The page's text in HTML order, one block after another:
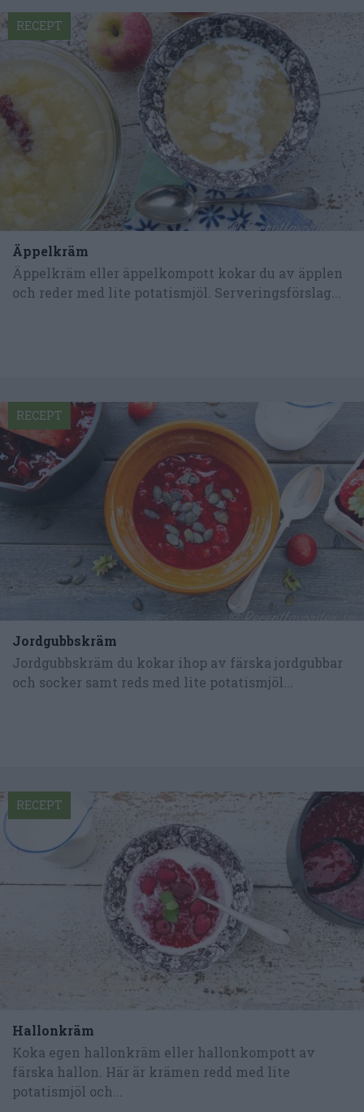
Äppelkräm
Äppelkräm eller äppelkompott kokar du av äpplen
och reder med lite potatismjöl. Serveringsförslag...
RECEPT
Jordgubbskräm
Jordgubbskräm du kokar ihop av färska jordgubbar
och socker samt reds med lite potatismjöl...
RECEPT
Hallonkräm
Koka egen hallonkräm eller hallonkompott av
färska hallon. Här är krämen redd med lite
potatismjöl och...
RECEPT